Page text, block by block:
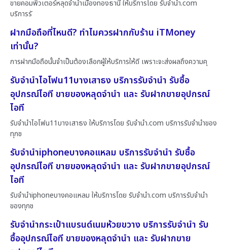
ขายคอมพิวเตอร์หลุดจำนำเมืองทองธานี ให้บริการโดย รับจํานํา.com
บริการรั
ฝากมือถือที่ไหนดี? ทำไมควรฝากกับร้าน iTMoney
เท่านั้น?
การฝากมือถือนั้นจำเป็นต้องเลือกผู้ให้บริการให้ดี เพราะจะส่งผลถึงความคุ
รับจำนำไอโฟน11บางเสาธง บริการรับจำนำ รับซื้อ
อุปกรณ์ไอที ขายของหลุดจำนำ และ รับฝากขายอุปกรณ์
ไอที
รับจำนำไอโฟน11บางเสาธง ให้บริการโดย รับจํานํา.com บริการรับจำนำของ
ทุกช
รับจำนำiphoneบางคอแหลม บริการรับจำนำ รับซื้อ
อุปกรณ์ไอที ขายของหลุดจำนำ และ รับฝากขายอุปกรณ์
ไอที
รับจำนำiphoneบางคอแหลม ให้บริการโดย รับจํานํา.com บริการรับจำนำ
ของทุกช
รับจำนำกระเป๋าแบรนด์เนมห้วยขวาง บริการรับจำนำ รับ
ซื้ออุปกรณ์ไอที ขายของหลุดจำนำ และ รับฝากขาย